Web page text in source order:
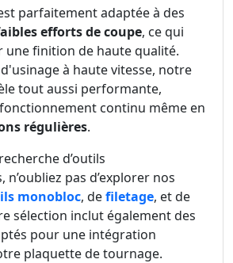
parfaitement adaptée à des
efforts de coupe, ce qui
finition de haute qualité.
à haute vitesse, notre
tout aussi performante,
continu même en
régulières.
d’outils
pas d’explorer nos
monobloc, defiletage, et de
sélection inclut également des
pour une intégration
plaquette de tournage.